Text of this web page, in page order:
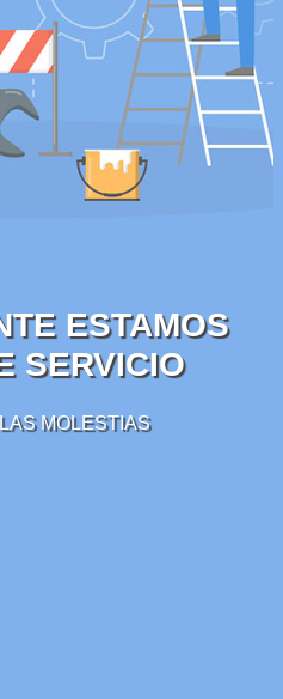
ESTAMOS
SERVICIO
MOLESTIAS